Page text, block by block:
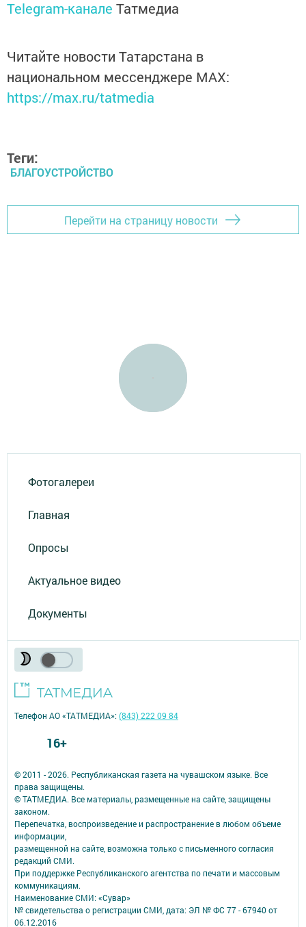
Telegram-канале Татмедиа
Читайте новости Татарстана в
национальном мессенджере MАХ:
https://max.ru/tatmedia
Теги:
БЛАГОУСТРОЙСТВО
Перейти на страницу новости
Фотогалереи
Главная
Опросы
Актуальное видео
Документы
© 2011 - 2026. Республиканская газета на чувашском языке. Все
права защищены.
© ТАТМЕДИА. Все материалы, размещенные на сайте, защищены
законом.
Перепечатка, воспроизведение и распространение в любом объеме
информации,
размещенной на сайте, возможна только с письменного согласия
редакций СМИ.
При поддержке Республиканского агентства по печати и массовым
коммуникациям.
Наименование СМИ: «Сувар»
№ свидетельства о регистрации СМИ, дата: ЭЛ № ФС 77 - 67940 от
06.12.2016
Телефон АО «ТАТМЕДИА»:(843) 222 09 84
16+